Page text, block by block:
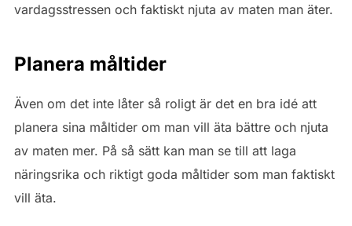
vardagsstressen och faktiskt njuta av maten man äter.
Planera måltider
Även om det inte låter så roligt är det en bra idé att
planera sina måltider om man vill äta bättre och njuta
av maten mer. På så sätt kan man se till att laga
näringsrika och riktigt goda måltider som man faktiskt
vill äta.